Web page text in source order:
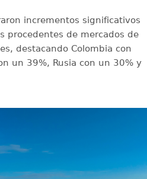
incrementos significativos
procedentes de mercados de
destacando Colombia con
un 39%, Rusia con un 30% y